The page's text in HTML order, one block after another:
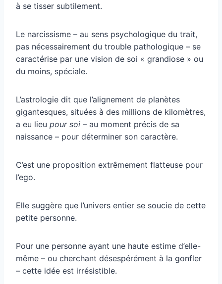
à se tisser subtilement.
Le narcissisme – au sens psychologique du trait,
pas nécessairement du trouble pathologique – se
caractérise par une vision de soi « grandiose » ou
du moins, spéciale.
L’astrologie dit que l’alignement de planètes
gigantesques, situées à des millions de kilomètres,
a eu lieu pour soi – au moment précis de sa
naissance – pour déterminer son caractère.
C’est une proposition extrêmement flatteuse pour
l’ego.
Elle suggère que l’univers entier se soucie de cette
petite personne.
Pour une personne ayant une haute estime d’elle-
même – ou cherchant désespérément à la gonfler
– cette idée est irrésistible.